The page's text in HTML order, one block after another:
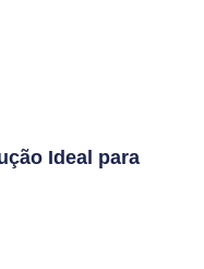
Ideal para